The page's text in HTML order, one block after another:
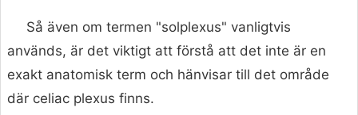
Så även om termen "solplexus" vanligtvis
används, är det viktigt att förstå att det inte är en
exakt anatomisk term och hänvisar till det område
där celiac plexus finns.